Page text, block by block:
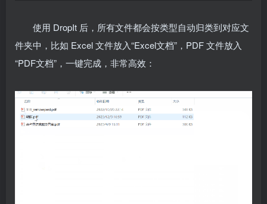
使用 DropIt 后，所有文件都会按类型自动归类到对应文
件夹中，比如 Excel 文件放入“Excel文档”，PDF 文件放入
“PDF文档”，一键完成，非常高效：